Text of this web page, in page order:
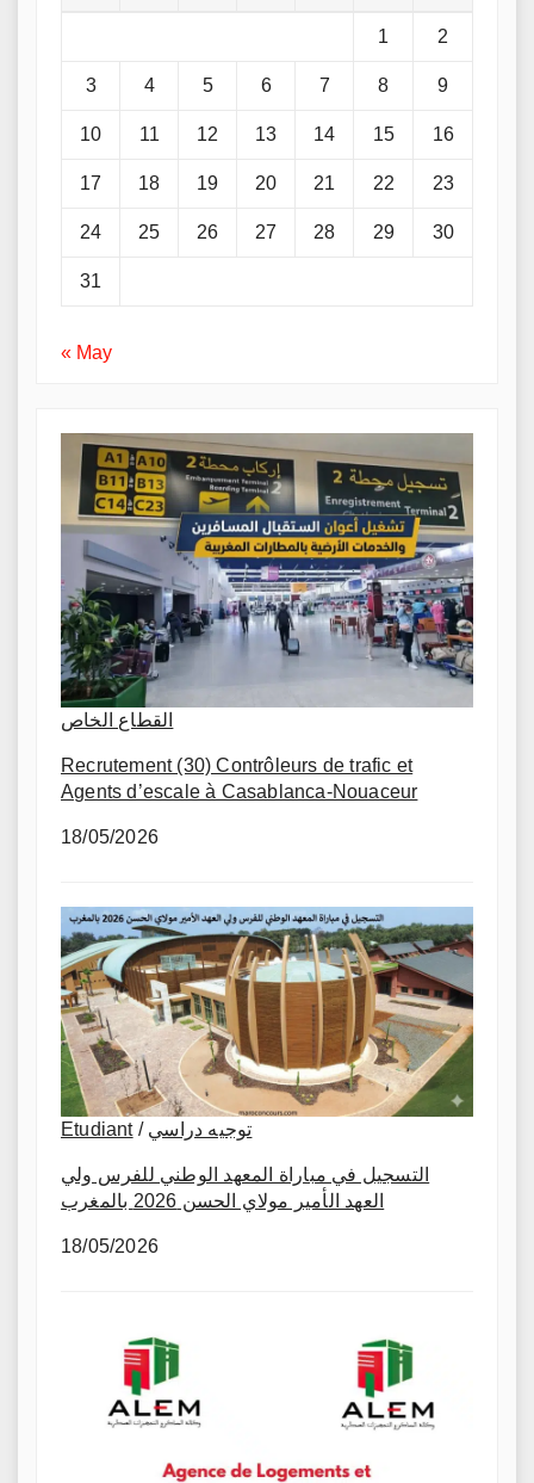
1 2
3 4 5 6 7 8 9
10 11 12 13 14 15 16
17 18 19 20 21 22 23
24 25 26 27 28 29 30
31
« May
القطاع الخاص
Recrutement (30) Contrôleurs de trafic et
Agents d’escale à Casablanca-Nouaceur
18/05/2026
Etudiant/ توجيه دراسي
التسجيل في مباراة المعهد الوطني للفرس ولي
العهد الأمير مولاي الحسن 2026 بالمغرب
18/05/2026